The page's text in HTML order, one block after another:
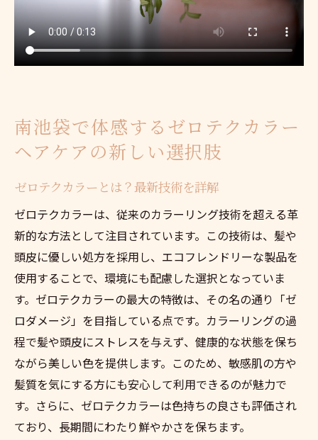
南池袋でゼロテクカラーが人気の理由
サロンで体感！ゼロテクカラーの施術の流
れ
南池袋のサロンで受ける特別なヘアケア
ゼロテクカラーを選ぶ時の注意点
頭皮も美しくゼロテクカラーで得る新たな自分
ゼロテクカラーと頭皮ケアの新しい関係
健康な髪と頭皮を保つために
自分に合ったゼロテクカラーの選び方
頭皮に優しいカラーリングの秘密
ゼロテクカラーで輝く新たな自分に出会う
ゼロテクカラーで得られる心のリフレッシ
ュ
南池袋でエコフレンドリーなゼロテクカラーを
試す理由
環境に配慮したゼロテクカラーの選び方
南池袋で体感するゼロテクカラー
ヘアケアの新しい選択肢
ゼロテクカラーとは？最新技術を詳解
ゼロテクカラーは、従来のカラーリング技術を超える革
新的な方法として注目されています。この技術は、髪や
頭皮に優しい処方を採用し、エコフレンドリーな製品を
使用することで、環境にも配慮した選択となっていま
す。ゼロテクカラーの最大の特徴は、その名の通り「ゼ
ロダメージ」を目指している点です。カラーリングの過
程で髪や頭皮にストレスを与えず、健康的な状態を保ち
ながら美しい色を提供します。このため、敏感肌の方や
髪質を気にする方にも安心して利用できるのが魅力で
す。さらに、ゼロテクカラーは色持ちの良さも評価され
ており、長期間にわたり鮮やかさを保ちます。